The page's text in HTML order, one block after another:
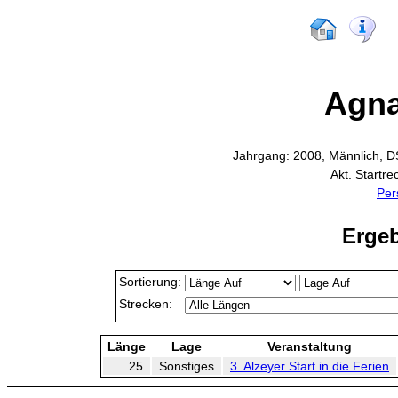
Jahrgang: 2008, Männlich,
Akt.
Sortierung:
Strecken:
Länge Lage
Veranstaltung
25
Sonstiges 3. Alzeyer Start in die Ferien